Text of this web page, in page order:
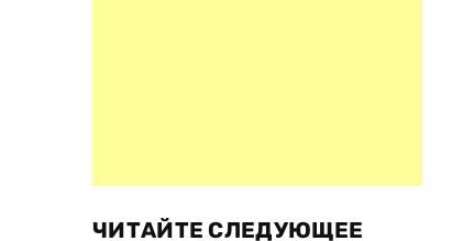
ЧИТАЙТЕ СЛЕДУЮЩЕЕ